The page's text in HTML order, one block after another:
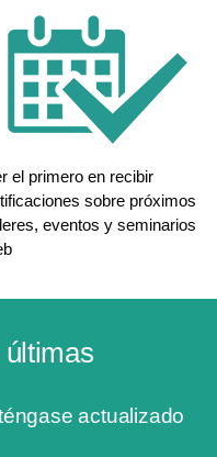
el primero en recibir
sobre próximos
eventos y seminarios
actualizado